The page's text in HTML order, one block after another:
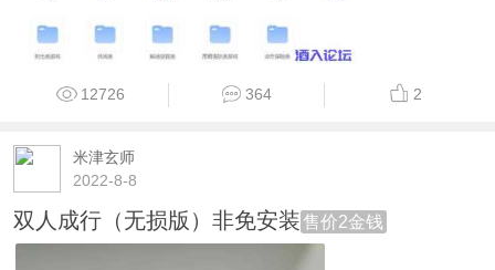
12726 364 2
米津玄师‎
2022-8-8
双人成行（无损版）非免安装 售价2金钱